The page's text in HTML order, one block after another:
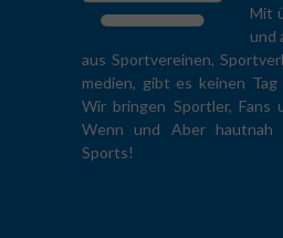
Mit
und
aus Sportvereinen,
medien, gibt es keinen
Wir bringen Sportler, Fans
Wenn und Aber
Sports!